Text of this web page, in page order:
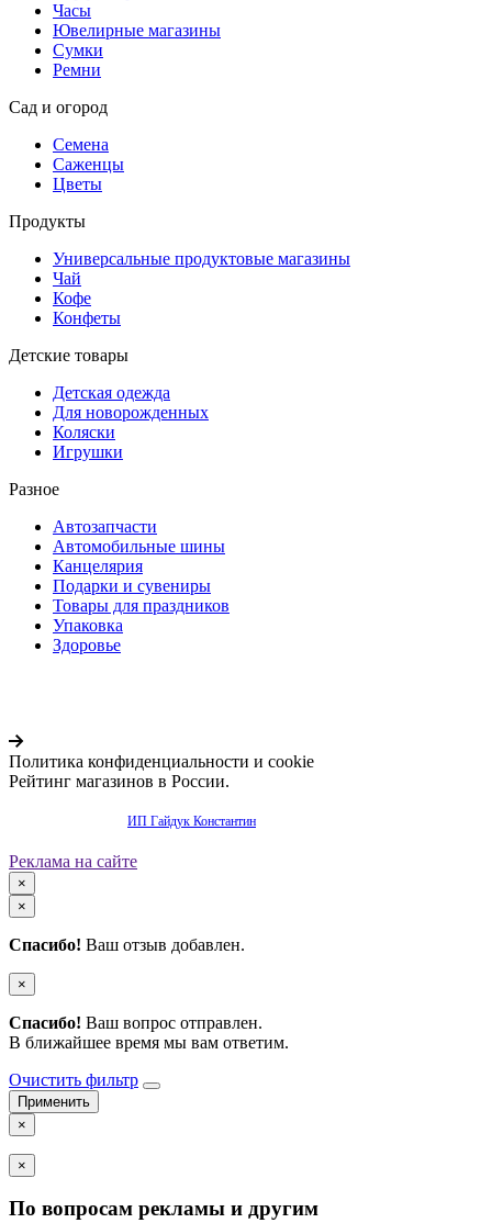
Часы
Ювелирные магазины
Сумки
Ремни
Сад и огород
Семена
Саженцы
Цветы
Продукты
Универсальные продуктовые магазины
Чай
Кофе
Конфеты
Детские товары
Детская одежда
Для новорожденных
Коляски
Игрушки
Разное
Автозапчасти
Автомобильные шины
Канцелярия
Подарки и сувениры
Товары для праздников
Упаковка
Здоровье
Политика конфиденциальности и cookie
Рейтинг магазинов в России.
ИП Гайдук Константин
Реклама на сайте
×
×
Спасибо! Ваш отзыв добавлен.
×
Спасибо! Ваш вопрос отправлен.
В ближайшее время мы вам ответим.
Очистить фильтр
×
×
По вопросам рекламы и другим